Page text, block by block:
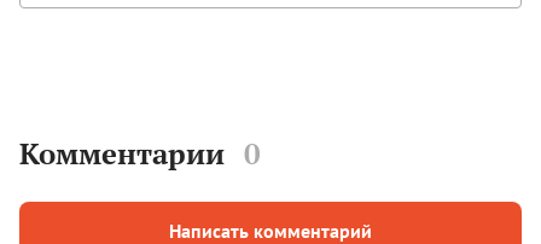
Комментарии 0
Написать комментарий